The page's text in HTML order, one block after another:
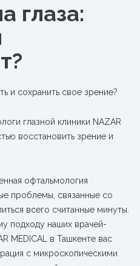
глаза:
и сохранить свое зрение?
глазной клиники NAZAR
восстановить зрение и
офтальмология
проблемы, связанные со
всего считанные минуты.
подходу наших врачей-
MEDICAL в Ташкенте вас
с микроскопическими